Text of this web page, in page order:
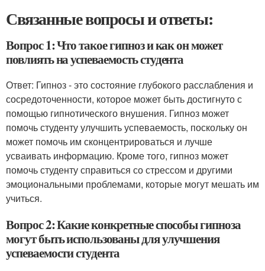
Связанные вопросы и ответы:
Вопрос 1: Что такое гипноз и как он может
повлиять на успеваемость студента
Ответ: Гипноз - это состояние глубокого расслабления и
сосредоточенности, которое может быть достигнуто с
помощью гипнотического внушения. Гипноз может
помочь студенту улучшить успеваемость, поскольку он
может помочь им сконцентрироваться и лучше
усваивать информацию. Кроме того, гипноз может
помочь студенту справиться со стрессом и другими
эмоциональными проблемами, которые могут мешать им
учиться.
Вопрос 2: Какие конкретные способы гипноза
могут быть использованы для улучшения
успеваемости студента